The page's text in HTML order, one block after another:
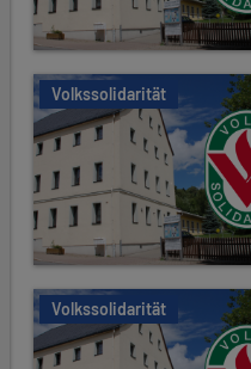
Volkssolidarität
Volkssolidarität